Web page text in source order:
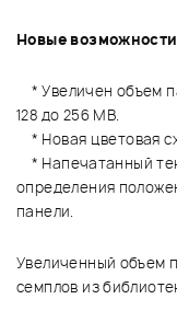
Новые
* Увеличен объем
128 до 256 MB.
* Новая цветовая
* Напечатанный
определения
панели.
Увеличенный объем
семплов из